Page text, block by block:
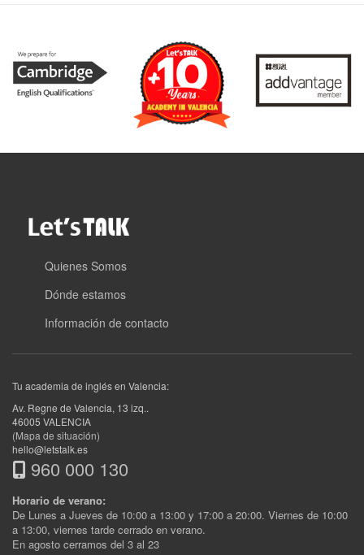
Quienes Somos
Dónde estamos
Información de contacto
Tu academia de inglés en Valencia:
Av. Regne de Valencia, 13 izq..
46005 VALENCIA
(Mapa de situación)
hello@letstalk.es
960 000 130
Horario de verano:
De Lunes a Jueves de 10:00 a 13:00 y 17:00 a 20:00. Viernes de 10:00
a 13:00, viernes tarde cerrado en verano.
En agosto cerramos del 3 al 23